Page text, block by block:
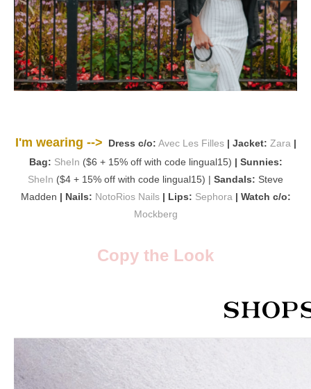
I'm wearing --> Dress c/o: Avec Les Filles | Jacket: Zara |
Bag: SheIn ($6 + 15% off with code lingual15) | Sunnies:
SheIn ($4 + 15% off with code lingual15) | Sandals: Steve
Madden | Nails: NotoRios Nails | Lips: Sephora | Watch c/o:
Mockberg
Copy the Look